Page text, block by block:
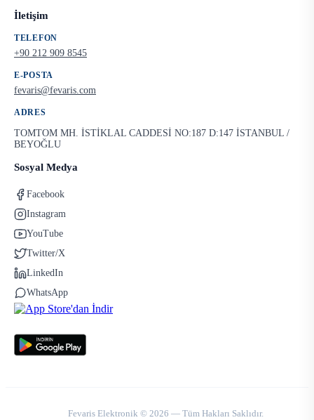
İletişim
TELEFON
+90 212 909 8545
E-POSTA
fevaris@fevaris.com
ADRES
TOMTOM MH. İSTİKLAL CADDESİ NO:187 D:147 İSTANBUL /
BEYOĞLU
Sosyal Medya
Facebook
Instagram
YouTube
Twitter/X
LinkedIn
WhatsApp
Fevaris Elektronik © 2026 — Tüm Hakları Saklıdır.